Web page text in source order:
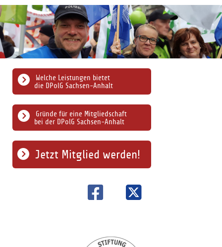
Gründe für eine Mitgliedschaft
bei der DPolG Sachsen-Anhalt
Welche Leistungen bietet
die DPolG Sachsen-Anhalt
Jetzt Mitglied werden!